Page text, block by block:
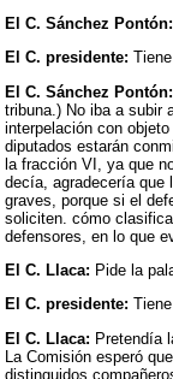
El C. Sánchez Pontón:
El C. presidente:
El C. Sánchez Pontón:
tribuna.) No iba a subir
interpelación con
diputados estarán
la fracción VI, ya que
decía, agradecería que
graves, porque si el
soliciten. cómo
defensores, en lo que
El C. Llaca: Pide la
El C. presidente:
El C. Llaca: Pretendía
La Comisión esperó
distinguidos